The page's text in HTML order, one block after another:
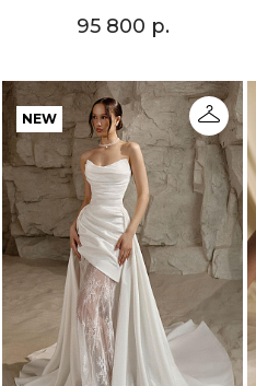
95 800 р.
NEW